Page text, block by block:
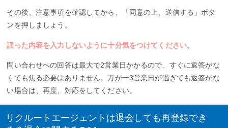
その後、注意事項を確認してから、「同意の上、送信する」ボタ
ンを押しましょう。
誤った内容を入力しないように十分気をつけてください。
問い合わせへの回答は最大で2営業日かかるので、すぐに返答がな
くても焦る必要はありません。万が一3営業日が過ぎても返答がな
い場合は、再度、対応をしてください。
リクルートエージェントは退会しても再登録でき